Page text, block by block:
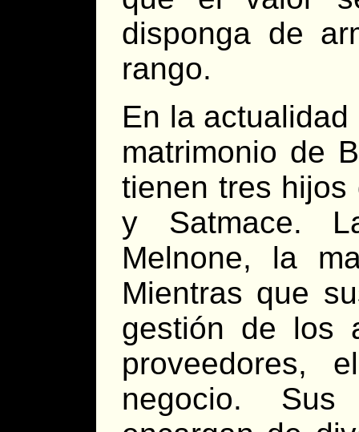
disponga de
rango.
En la
matrimonio de
tienen tres hijos
y Satmace.
Melnone, la
Mientras que
gestión de los
proveedores,
negocio.